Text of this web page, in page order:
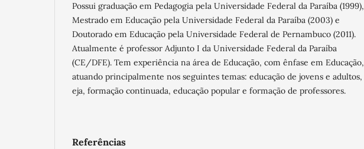
Possui graduação em Pedagogia pela Universidade Federal da Paraíba (1999),
Mestrado em Educação pela Universidade Federal da Paraíba (2003) e
Doutorado em Educação pela Universidade Federal de Pernambuco (2011).
Atualmente é professor Adjunto I da Universidade Federal da Paraíba
(CE/DFE). Tem experiência na área de Educação, com ênfase em Educação,
atuando principalmente nos seguintes temas: educação de jovens e adultos,
eja, formação continuada, educação popular e formação de professores.
Referências